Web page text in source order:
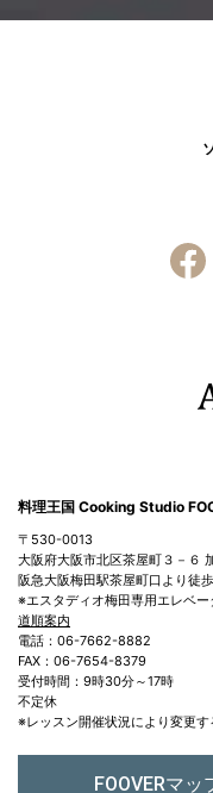
料理王国 Cooking Studio
〒530-0013
大阪府大阪市北区茶屋町３－６
阪急大阪梅田駅茶屋町口より徒
※エスタディオ梅田専用エレベー
道順案内
電話：06-7662-8882
FAX：06-7654-8379
受付時間：9時30分～17時
不定休
※レッスン開催状況により変更す